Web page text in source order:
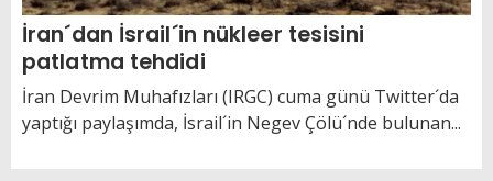
İran´dan İsrail´in nükleer tesisini
patlatma tehdidi
İran Devrim Muhafızları (IRGC) cuma günü Twitter´da
yaptığı paylaşımda, İsrail´in Negev Çölü´nde bulunan...